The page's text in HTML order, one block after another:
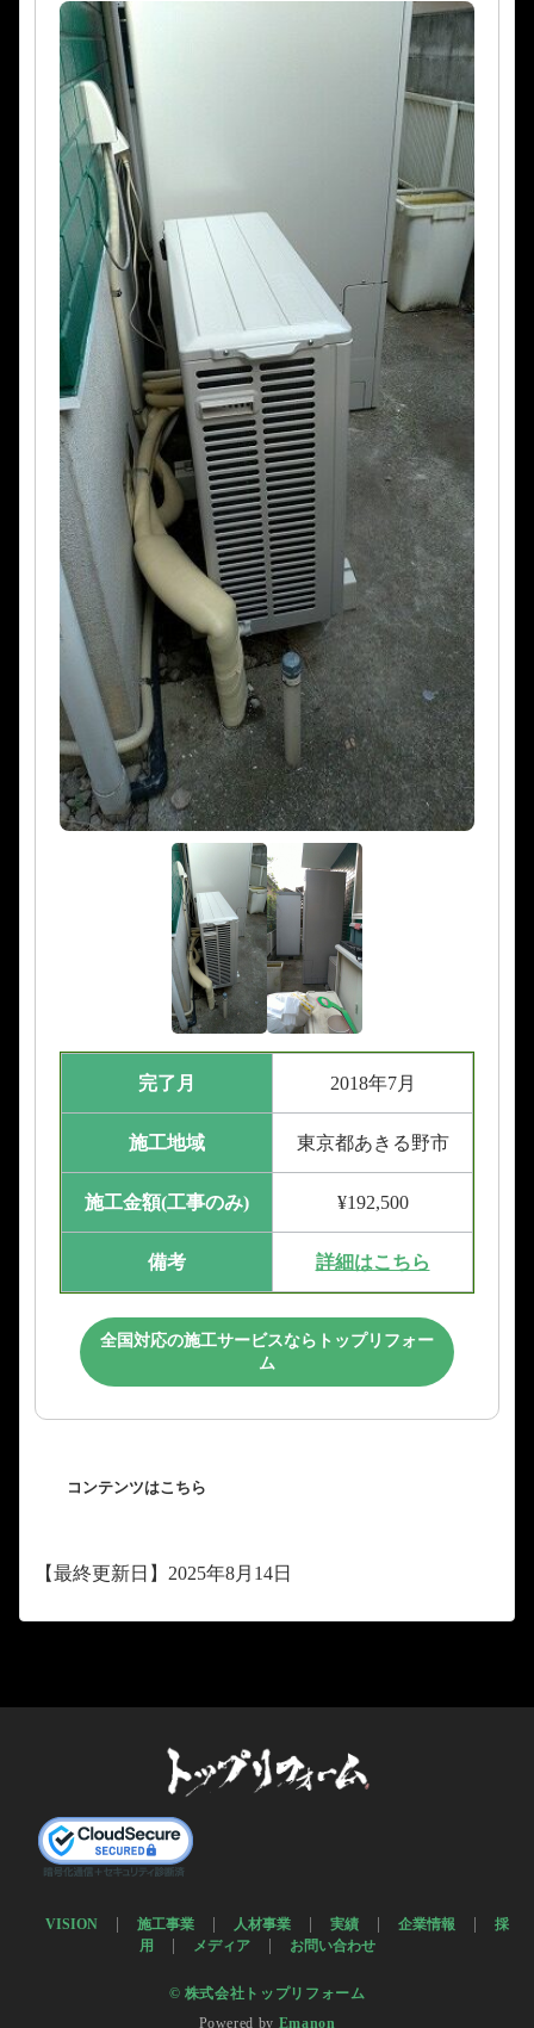
完了月 2018年7月
施工地域 東京都あきる野市
施工金額(工事のみ) ¥192,500
備考 詳細はこちら
全国対応の施工サービスならトップリフォー
ム
コンテンツはこちら
【最終更新日】2025年8月14日
VISION 施工事業 人材事業 実績 企業情報
採
用
メディア お問い合わせ
© 株式会社トップリフォーム
Powered by Emanon